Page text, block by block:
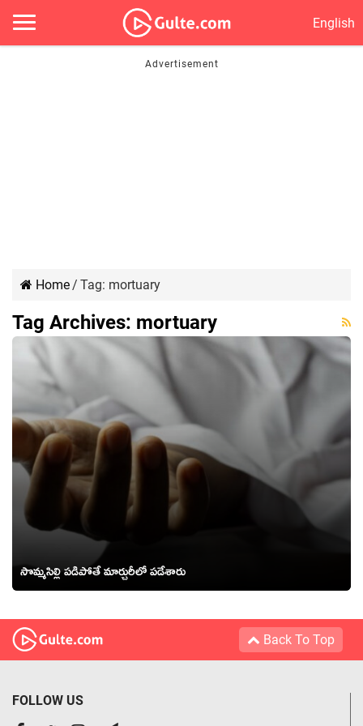
English
Home/ Tag: mortuary
Tag Archives: mortuary
సొమ్మసిల్లి పడిపోతే మార్చురీలో పడేశారు
Back To Top
FOLLOW US